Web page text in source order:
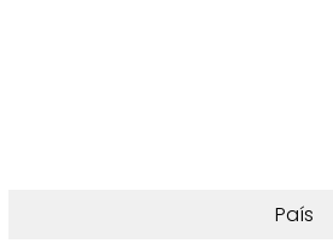
País